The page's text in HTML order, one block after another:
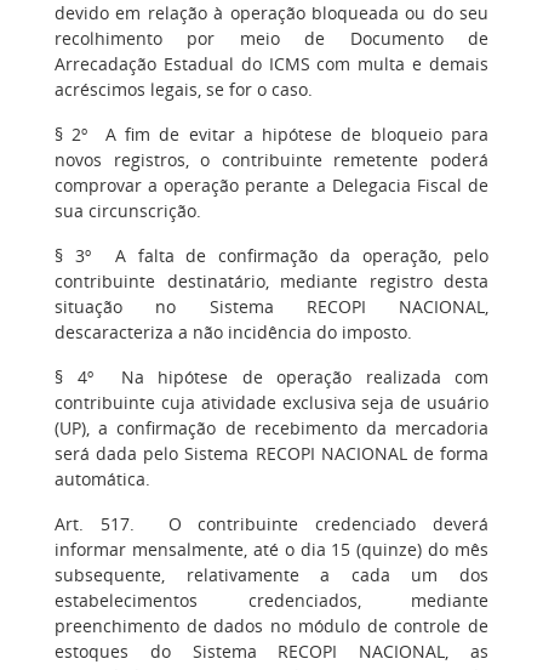
devido em relação à operação bloqueada ou do seu
recolhimento por meio de Documento de
Arrecadação Estadual do ICMS com multa e demais
acréscimos legais, se for o caso.
§ 2º A fim de evitar a hipótese de bloqueio para
novos registros, o contribuinte remetente poderá
comprovar a operação perante a Delegacia Fiscal de
sua circunscrição.
§ 3º A falta de confirmação da operação, pelo
contribuinte destinatário, mediante registro desta
situação no Sistema RECOPI NACIONAL,
descaracteriza a não incidência do imposto.
§ 4º Na hipótese de operação realizada com
contribuinte cuja atividade exclusiva seja de usuário
(UP), a confirmação de recebimento da mercadoria
será dada pelo Sistema RECOPI NACIONAL de forma
automática.
Art. 517. O contribuinte credenciado deverá
informar mensalmente, até o dia 15 (quinze) do mês
subsequente, relativamente a cada um dos
estabelecimentos credenciados, mediante
preenchimento de dados no módulo de controle de
estoques do Sistema RECOPI NACIONAL, as